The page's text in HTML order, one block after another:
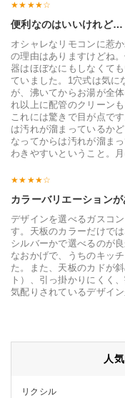
便利なのはいいけれど…
オシャレなリモコンに惹
の理由はありますけどね
器はほぼなにもしなくて
ていました。1穴式は気に
が、沸いてからお湯が全
れ以上に配管のクリーン
これには驚きで目が点で
は汚れが溜まっているか
なってからは汚れが溜ま
わきやすいということ。
カラーバリエーション
デザインを選べるガスコ
す。天板のカラーだけで
シルバーかで選べるのが
なおかげで、うちのキッ
た。また、天板のカドが
ト）、引っ掛かりにくく
気配りされているデザイン
人
リクシル